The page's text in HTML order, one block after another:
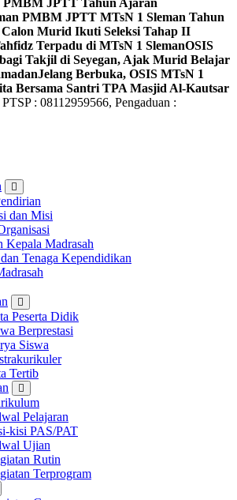
PMBM JPTT Tahun Ajaran
PMBM JPTT MTsN 1 Sleman Tahun
Calon Murid Ikuti Seleksi Tahap II
Terpadu di MTsN 1 SlemanOSIS
Takjil di Seyegan, Ajak Murid Belajar
Jelang Berbuka, OSIS MTsN 1
Bersama Santri TPA Masjid Al-Kautsar
: 08112959566, Pengaduan :
dan Misi
Kepala Madrasah
Tenaga Kependidikan
Peserta Didik
Berprestasi
Siswa
Tertib
Pelajaran
kisi PAS/PAT
Ujian
Rutin
Terprogram